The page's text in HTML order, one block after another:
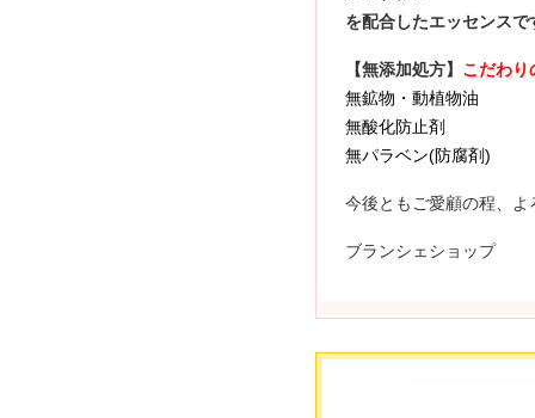
を配合したエッセンス
【無添加処方】 こだわり
無鉱物・動植物油
無酸化防止剤
無パラベン(防腐剤)
今後ともご愛顧の程、
ブランシェショップ